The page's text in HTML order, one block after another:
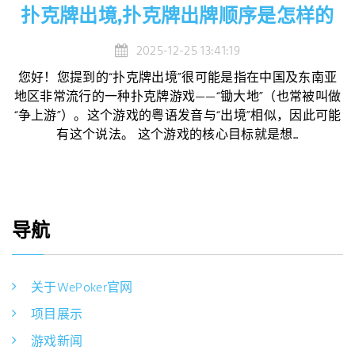
扑克牌出境,扑克牌出牌顺序是怎样的
2025-12-25 13:41:19
您好！您提到的“扑克牌出境”很可能是指在中国及东南亚
地区非常流行的一种扑克牌游戏——“锄大地”（也常被叫做
“争上游”）。这个游戏的粤语发音与“出境”相似，因此可能
有这个说法。 这个游戏的核心目标就是想...
导航
关于WePoker官网
项目展示
游戏新闻